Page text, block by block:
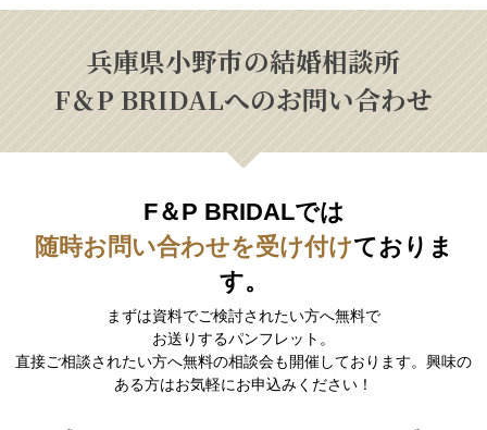
兵庫県小野市の結婚相談所
F＆P BRIDALへのお問い合わせ
F＆P BRIDALでは
随時お問い合わせを受け付けておりま
す。
まずは資料でご検討されたい方へ無料で
お送りするパンフレット。
直接ご相談されたい方へ無料の相談会も開催しております。興味の
ある方はお気軽にお申込みください！